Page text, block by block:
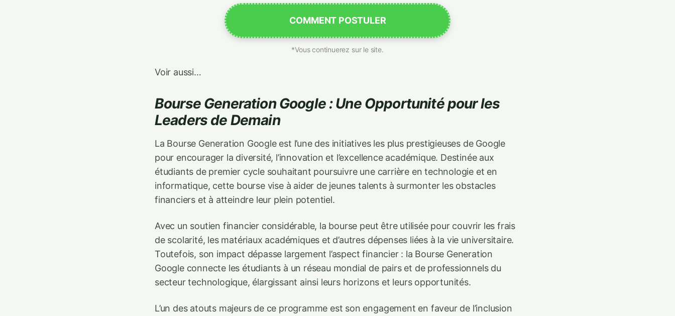
COMMENT POSTULER
*Vous continuerez sur le site.
Voir aussi…
Bourse Generation Google : Une Opportunité pour les
Leaders de Demain
La Bourse Generation Google est l’une des initiatives les plus prestigieuses de Google
pour encourager la diversité, l’innovation et l’excellence académique. Destinée aux
étudiants de premier cycle souhaitant poursuivre une carrière en technologie et en
informatique, cette bourse vise à aider de jeunes talents à surmonter les obstacles
financiers et à atteindre leur plein potentiel.
Avec un soutien financier considérable, la bourse peut être utilisée pour couvrir les frais
de scolarité, les matériaux académiques et d’autres dépenses liées à la vie universitaire.
Toutefois, son impact dépasse largement l’aspect financier : la Bourse Generation
Google connecte les étudiants à un réseau mondial de pairs et de professionnels du
secteur technologique, élargissant ainsi leurs horizons et leurs opportunités.
L’un des atouts majeurs de ce programme est son engagement en faveur de l’inclusion